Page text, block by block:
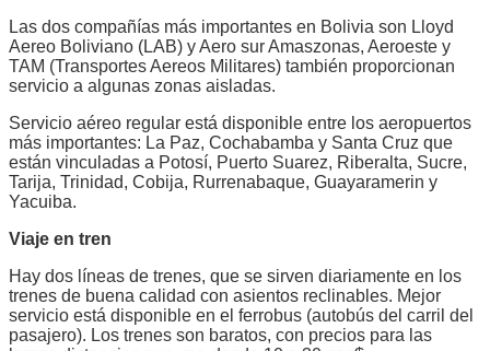
Las dos compañías más importantes en Bolivia son Lloyd
Aereo Boliviano (LAB) y Aero sur Amaszonas, Aeroeste y
TAM (Transportes Aereos Militares) también proporcionan
servicio a algunas zonas aisladas.
Servicio aéreo regular está disponible entre los aeropuertos
más importantes: La Paz, Cochabamba y Santa Cruz que
están vinculadas a Potosí, Puerto Suarez, Riberalta, Sucre,
Tarija, Trinidad, Cobija, Rurrenabaque, Guayaramerin y
Yacuiba.
Viaje en tren
Hay dos líneas de trenes, que se sirven diariamente en los
trenes de buena calidad con asientos reclinables. Mejor
servicio está disponible en el ferrobus (autobús del carril del
pasajero). Los trenes son baratos, con precios para las